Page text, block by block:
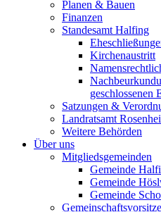
Planen & Bauen
Finanzen
Standesamt Halfing
Kirchenaustritt
geschlossenen
Satzungen &
Landratsamt
Weitere Behörden
Über uns
Mitgliedsgemeinden
Gemeinde
Gemeinde
Gemeinde